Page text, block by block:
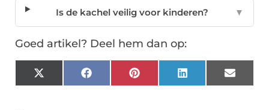
Is de kachel veilig voor kinderen? ▼
Goed artikel? Deel hem dan op:
X
(Twitter)
FacebookPinterest LinkedIn Email